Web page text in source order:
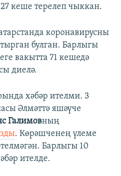
кеше терелеп чыккан.
коронавирусны
булган. Барлыгы
вакытта 71 кешедә
диелә.
хәбәр ителми. 3
Әлмәттә яшәүче
Галимовның
. Көрәшченең үлеме
Барлыгы 10
ителде.